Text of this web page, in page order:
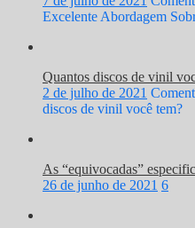
Excelente Abordagem
Quantos discos de vinil
2 de julho de 2021
discos de vinil você tem?
As “equivocadas”
26 de junho de 2021 6